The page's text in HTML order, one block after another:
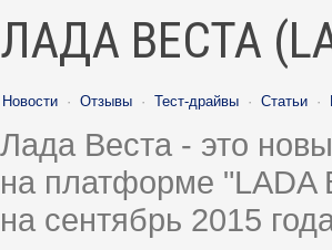
ЛАДА ВЕСТА
Новости · Отзывы · Тест-драйвы · Статьи ·
Лада Веста - это
на платформе "LADA
на сентябрь 2015